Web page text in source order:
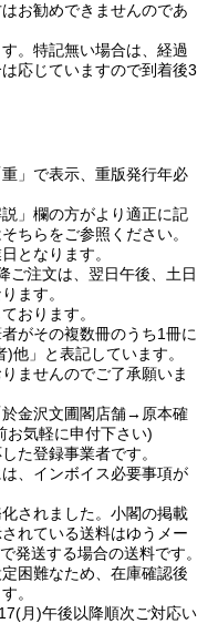
お勧めできませんのであ
。特記無い場合は、経過
応じていますので到着後3
」で表示、重版発行年必
」欄の方がより適正に記
ちらをご参照ください。
となります。
ご注文は、翌日午後、土日
ます。
おります。
がその複数冊のうち1冊に
他」と表記しています。
ませんのでご了承願いま
金沢文圃閣店舗→原本確
お気軽に申付下さい)
た登録事業者です。
、インボイス必要事項が
されました。小閣の掲載
れている送料はゆうメー
発送する場合の送料です。
困難なため、在庫確認後
。
月)午後以降順次ご対応い